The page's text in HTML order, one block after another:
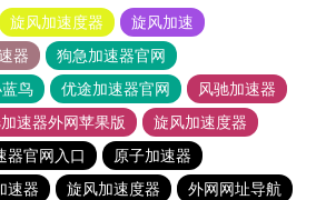
旋风加速度器
旋风加速
器
狗急加速器官网
鸟 优途加速器官网
风驰加速器
速器外网苹果版
旋风加速度器
器官网入口
原子加速器
速器 旋风加速度器
外网网址导航